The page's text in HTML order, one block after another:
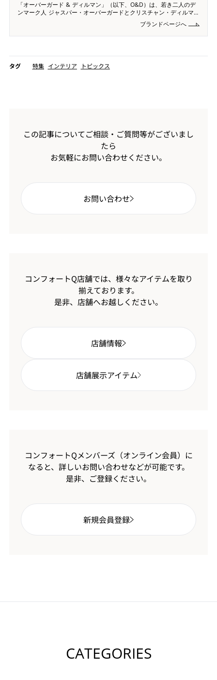
「オーバーガード & ディルマン」（以下、O&D）は、若き二人のデ
ンマーク人 ジャスパー・オーバーガードとクリスチャン・ディルマン
によって2013 年にデンマークにて設立されました。 O&D は伝統的
な職人の技巧から多くを学び取り、細部に至るまで洗練さを見出すこ
とに情熱を注いできました。伝統的
ブランドページへ
タグ 特集 インテリア トピックス
この記事についてご相談・ご質問等がございまし
たら
お気軽にお問い合わせください。
お問い合わせ
コンフォートQ店舗では、様々なアイテムを取り
揃えております。
是非、店舗へお越しください。
店舗情報
店舗展示アイテム
コンフォートQメンバーズ（オンライン会員）に
なると、 詳しいお問い合わせなどが可能です。
是非、ご登録ください。
新規会員登録
CATEGORIES